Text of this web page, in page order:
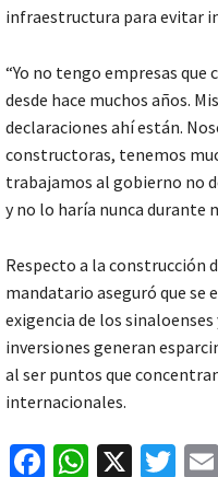
infraestructura para evitar
“Yo no tengo empresas
desde hace muchos años.
declaraciones ahí están.
constructoras, tenemos
trabajamos al gobierno no
y no lo haría nunca durante
Respecto a la construcción
mandatario aseguró que se
exigencia de los
inversiones generan
al ser puntos que
internacionales.
Fa W X
T